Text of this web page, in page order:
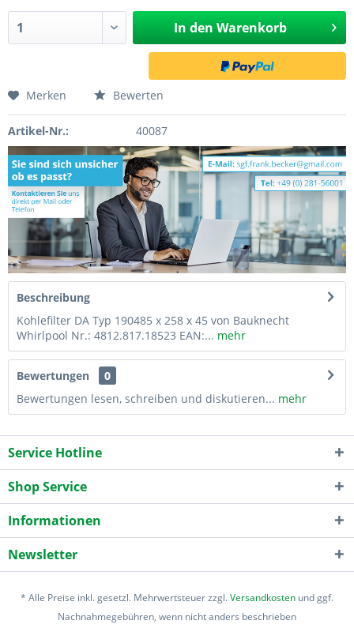
In den Warenkorb
Merken Bewerten
Artikel-Nr.: 40087
Beschreibung
Kohlefilter DA Typ 190485 x 258 x 45 von Bauknecht
Whirlpool Nr.: 4812.817.18523 EAN:... mehr
Bewertungen
0
Bewertungen lesen, schreiben und diskutieren... mehr
Service Hotline
Shop Service
Informationen
Newsletter
* Alle Preise inkl. gesetzl. Mehrwertsteuer zzgl.Versandkosten und ggf.
Nachnahmegebühren, wenn nicht anders beschrieben